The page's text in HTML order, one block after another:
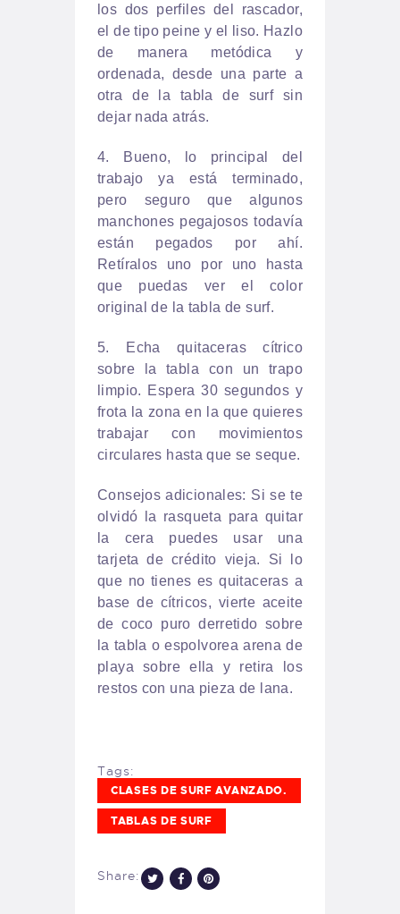
los dos perfiles del rascador,
el de tipo peine y el liso. Hazlo
de manera metódica y
ordenada, desde una parte a
otra de la tabla de surf sin
dejar nada atrás.
4. Bueno, lo principal del
trabajo ya está terminado,
pero seguro que algunos
manchones pegajosos todavía
están pegados por ahí.
Retíralos uno por uno hasta
que puedas ver el color
original de la tabla de surf.
5. Echa quitaceras cítrico
sobre la tabla con un trapo
limpio. Espera 30 segundos y
frota la zona en la que quieres
trabajar con movimientos
circulares hasta que se seque.
Consejos adicionales: Si se te
olvidó la rasqueta para quitar
la cera puedes usar una
tarjeta de crédito vieja. Si lo
que no tienes es quitaceras a
base de cítricos, vierte aceite
de coco puro derretido sobre
la tabla o espolvorea arena de
playa sobre ella y retira los
restos con una pieza de lana.
Tags:
CLASES DE SURF AVANZADO.
TABLAS DE SURF
Share: